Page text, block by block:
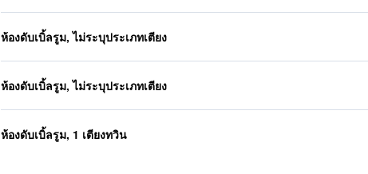
ห้องดับเบิ้ลรูม, ไม่ระบุประเภทเตียง
ห้องดับเบิ้ลรูม, ไม่ระบุประเภทเตียง
ห้องดับเบิ้ลรูม, 1 เตียงทวิน